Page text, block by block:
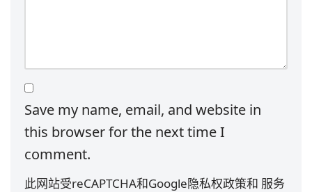
Save my name, email, and website in
this browser for the next time I
comment.
此网站受reCAPTCHA和Google隐私权政策和 服务